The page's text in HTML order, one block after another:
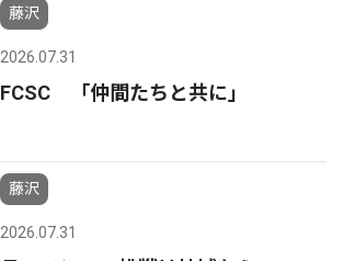
藤沢
2026.07.31
FCSC 「仲間たちと共に」
藤沢
2026.07.31